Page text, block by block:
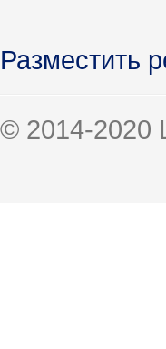
Разместить
© 2014-2020